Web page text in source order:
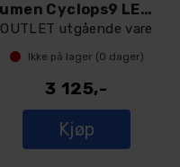
Lumen Cyclops9 LED med gult deksel
OUTLET utgående vare
Ikke på lager (0 dager)
3 125,-
Kjøp